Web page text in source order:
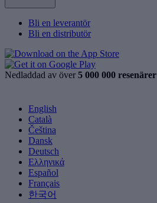
Bli en leverantör
Bli en distributör
Nedladdad av över 5 000 000 resenärer
English
Català
Čeština
Dansk
Deutsch
Ελληνικά
Español
Français
한국어